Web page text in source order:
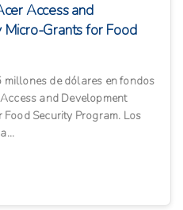
Access and
Grants for Food
millones de dólares en fondos
and Development
Security Program. Los